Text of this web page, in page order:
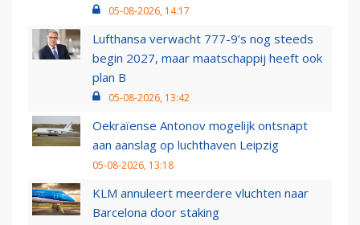
05-08-2026, 14:17
Lufthansa verwacht 777-9’s nog steeds
begin 2027, maar maatschappij heeft ook
plan B
05-08-2026, 13:42
Oekraïense Antonov mogelijk ontsnapt
aan aanslag op luchthaven Leipzig
05-08-2026, 13:18
KLM annuleert meerdere vluchten naar
Barcelona door staking